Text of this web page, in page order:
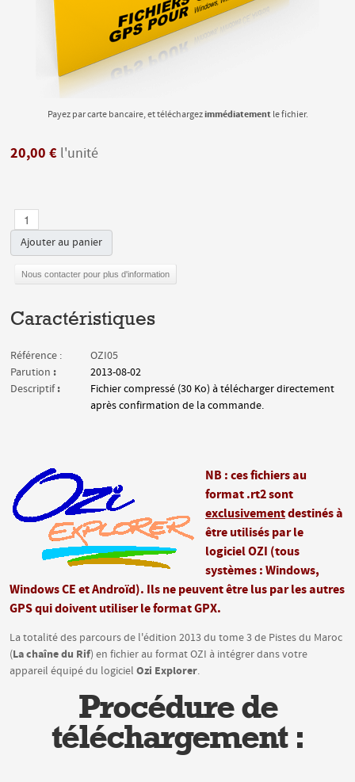
Payez par carte bancaire, et téléchargezimmédiatementle fichier.
20,00 € l'unité
Ajouter au panier
Nous contacter pour plus d'information
Caractéristiques
Référence :
OZI05
Parution :
2013-08-02
Descriptif:
Fichier compressé (30 Ko) à télécharger directement
après confirmation de la commande.
NB : ces fichiers au
format .rt2 sont
exclusivementdestinés à
être utilisés par le
logiciel OZI (tous
systèmes : Windows,
Windows CE et Androïd). Ils ne peuvent être lus par les autres
GPS qui doivent utiliser le format GPX.
La totalité des parcours de l'édition 2013 du tome 3 de Pistes du Maroc
(La chaîne du Rif) en fichier au format OZI à intégrer dans votre
appareil équipé du logiciel Ozi Explorer.
Procédure de
téléchargement :